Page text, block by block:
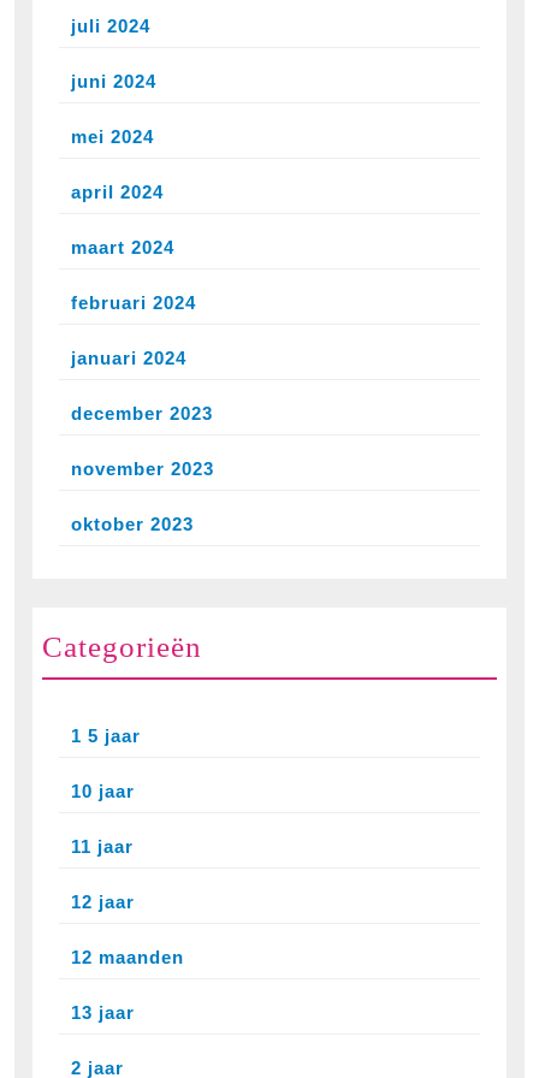
juli 2024
juni 2024
mei 2024
april 2024
maart 2024
februari 2024
januari 2024
december 2023
november 2023
oktober 2023
Categorieën
1 5 jaar
10 jaar
11 jaar
12 jaar
12 maanden
13 jaar
2 jaar